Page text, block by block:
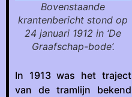
Bovenstaande
krantenbericht stond op
24 januari 1912 in ‘De
Graafschap-bode’.
In 1913 was het traject
van de tramlijn bekend